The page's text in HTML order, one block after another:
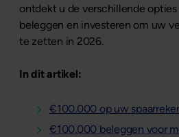
ontdekt u de verschillende
beleggen en investeren om uw
te zetten in 2026.
In dit artikel:
€100.000 op uw
€100.000 beleggen voor